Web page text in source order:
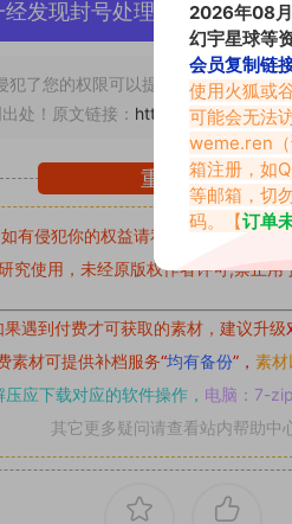
发现封号处理，素材资源无
犯了您的权限可以提交工单处理。
处！原文链接： https://
重要声明
有侵犯你的权益请私信留言
收到留
究使用，未经原版权作者许可,禁止用
果遇到付费才可获取的素材，建议升级
素材可提供补档服务“均有备份”， 素材
压应下载对应的软件操作， 电脑：7-
其它更多疑问请查看站内帮助中
2026年08月
幻宇星球等
会员复制链
使用火狐或
可能会无法
weme.ren
箱注册，如
等邮箱，切
码。【订单